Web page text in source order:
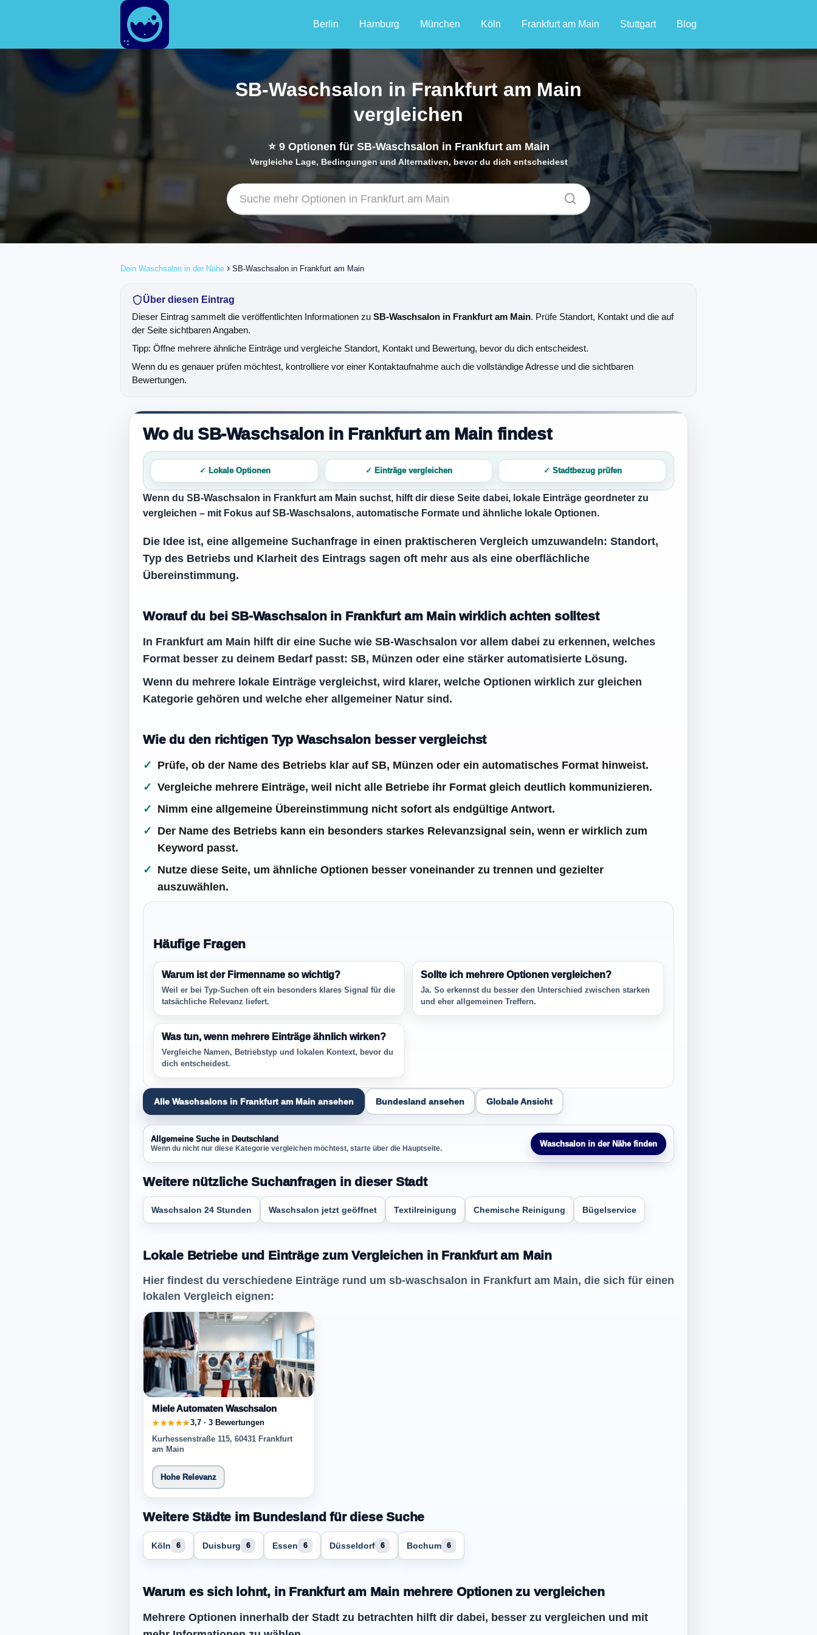
Berlin Hamburg München Köln Frankfurt am Main Stuttgart Blog
SB-Waschsalon in Frankfurt am Main
vergleichen
⭐ 9Optionen für SB-Waschsalon in Frankfurt am Main
Vergleiche Lage, Bedingungen und Alternativen, bevor du dich entscheidest
Dein Waschsalon in der Nähe SB-Waschsalon in Frankfurt am Main
Über diesen Eintrag
Dieser Eintrag sammelt die veröffentlichten Informationen zu SB-Waschsalon in Frankfurt am Main. Prüfe Standort, Kontakt und die auf
der Seite sichtbaren Angaben.
Tipp: Öffne mehrere ähnliche Einträge und vergleiche Standort, Kontakt und Bewertung, bevor du dich entscheidest.
Wenn du es genauer prüfen möchtest, kontrolliere vor einer Kontaktaufnahme auch die vollständige Adresse und die sichtbaren
Bewertungen.
Wo du SB-Waschsalon in Frankfurt am Main findest
✓ Lokale Optionen ✓ Einträge vergleichen ✓ Stadtbezug prüfen
Wenn du SB-Waschsalon in Frankfurt am Main suchst, hilft dir diese Seite dabei, lokale Einträge geordneter zu
vergleichen – mit Fokus auf SB-Waschsalons, automatische Formate und ähnliche lokale Optionen.
Die Idee ist, eine allgemeine Suchanfrage in einen praktischeren Vergleich umzuwandeln: Standort,
Typ des Betriebs und Klarheit des Eintrags sagen oft mehr aus als eine oberflächliche
Übereinstimmung.
Worauf du bei SB-Waschsalon in Frankfurt am Main wirklich achten solltest
In Frankfurt am Main hilft dir eine Suche wie SB-Waschsalon vor allem dabei zu erkennen, welches
Format besser zu deinem Bedarf passt: SB, Münzen oder eine stärker automatisierte Lösung.
Wenn du mehrere lokale Einträge vergleichst, wird klarer, welche Optionen wirklich zur gleichen
Kategorie gehören und welche eher allgemeiner Natur sind.
Wie du den richtigen Typ Waschsalon besser vergleichst
Prüfe, ob der Name des Betriebs klar auf SB, Münzen oder ein automatisches Format hinweist.
Vergleiche mehrere Einträge, weil nicht alle Betriebe ihr Format gleich deutlich kommunizieren.
Nimm eine allgemeine Übereinstimmung nicht sofort als endgültige Antwort.
Der Name des Betriebs kann ein besonders starkes Relevanzsignal sein, wenn er wirklich zum
Keyword passt.
Nutze diese Seite, um ähnliche Optionen besser voneinander zu trennen und gezielter
auszuwählen.
Häufige Fragen
Warum ist der Firmenname so wichtig?
Weil er bei Typ-Suchen oft ein besonders klares Signal für die
tatsächliche Relevanz liefert.
Sollte ich mehrere Optionen vergleichen?
Ja. So erkennst du besser den Unterschied zwischen starken
und eher allgemeinen Treffern.
Was tun, wenn mehrere Einträge ähnlich wirken?
Vergleiche Namen, Betriebstyp und lokalen Kontext, bevor du
dich entscheidest.
Alle Waschsalons in Frankfurt am Main ansehen Bundesland ansehen Globale Ansicht
Allgemeine Suche in Deutschland
Wenn du nicht nur diese Kategorie vergleichen möchtest, starte über die Hauptseite. Waschsalon in der Nähe finden
Weitere nützliche Suchanfragen in dieser Stadt
Waschsalon 24 Stunden Waschsalon jetzt geöffnet Textilreinigung Chemische Reinigung Bügelservice
Lokale Betriebe und Einträge zum Vergleichen in Frankfurt am Main
Hier findest du verschiedene Einträge rund um sb-waschsalon in Frankfurt am Main, die sich für einen
lokalen Vergleich eignen:
Miele Automaten Waschsalon
★★★★★3,7 · 3 Bewertungen
Kurhessenstraße 115, 60431 Frankfurt
am Main
Hohe Relevanz
Weitere Städte im Bundesland für diese Suche
Köln 6 Duisburg 6 Essen 6 Düsseldorf 6 Bochum 6
Warum es sich lohnt, in Frankfurt am Main mehrere Optionen zu vergleichen
Mehrere Optionen innerhalb der Stadt zu betrachten hilft dir dabei, besser zu vergleichen und mit